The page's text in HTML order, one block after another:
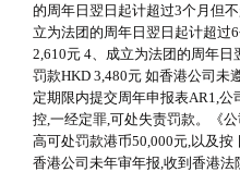
的周年日翌日起计超过3个月但
立为法团的周年日翌日起计超过
2,610元 4、成立为法团的周年
罚款HKD 3,480元 如香港公司未
定期限内提交周年申报表AR1,
控,一经定罪,可处失责罚款。《
高可处罚款港币50,000元,以及按
香港公司未年审年报,收到香港